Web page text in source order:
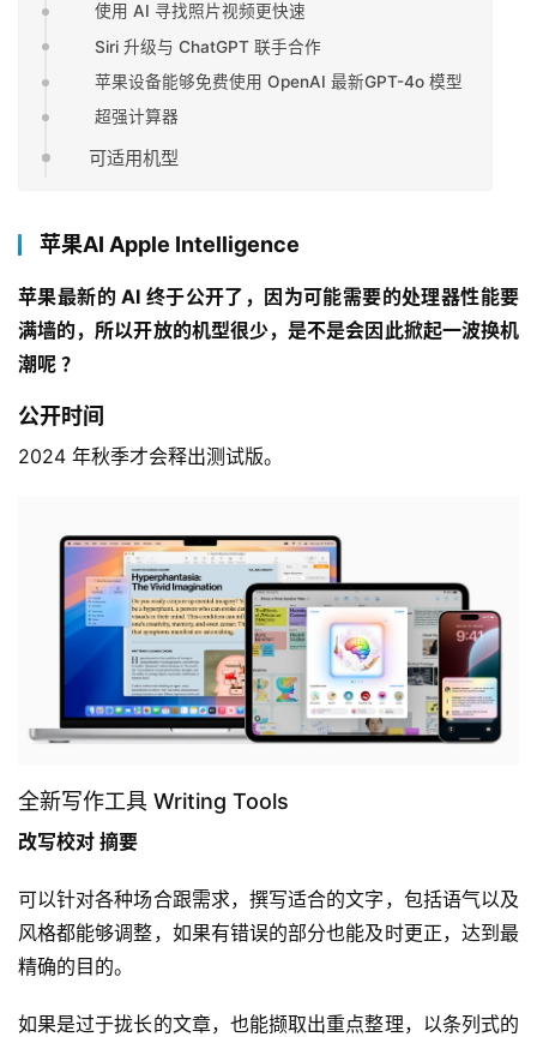
使用 AI 寻找照片视频更快速
Siri 升级与 ChatGPT 联手合作
苹果设备能够免费使用 OpenAI 最新GPT-4o 模型
超强计算器
可适用机型
苹果AI Apple Intelligence
苹果最新的 AI 终于公开了，因为可能需要的处理器性能要
满墙的，所以开放的机型很少，是不是会因此掀起一波换机
潮呢 ？
公开时间
2024 年秋季才会释出测试版。
全新写作工具 Writing Tools
改写校对 摘要
可以针对各种场合跟需求，撰写适合的文字，包括语气以及
风格都能够调整，如果有错误的部分也能及时更正，达到最
精确的目的。
如果是过于拢长的文章，也能撷取出重点整理，以条列式的